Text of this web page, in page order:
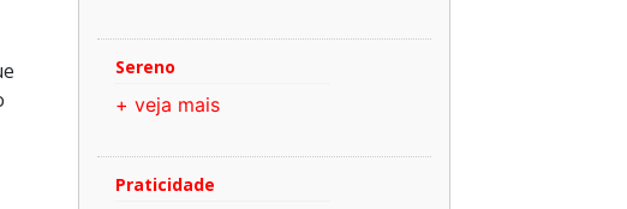
Sereno
+ veja mais
Praticidade